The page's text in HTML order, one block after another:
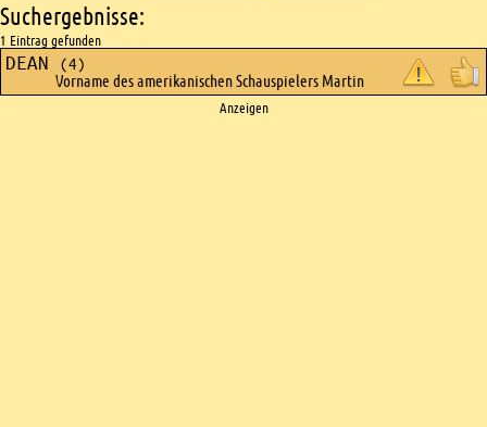
Suchergebnisse:
1 Eintrag gefunden
DEAN (4)
Vorname des amerikanischen Schauspielers Martin
Anzeigen